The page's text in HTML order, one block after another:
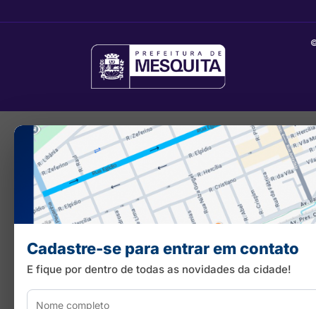
Cadastre-se para entrar em contato
E fique por dentro de todas as novidades da cidade!